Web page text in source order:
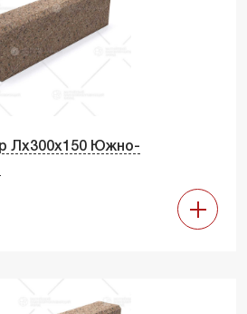
Лх300х150 Южно-